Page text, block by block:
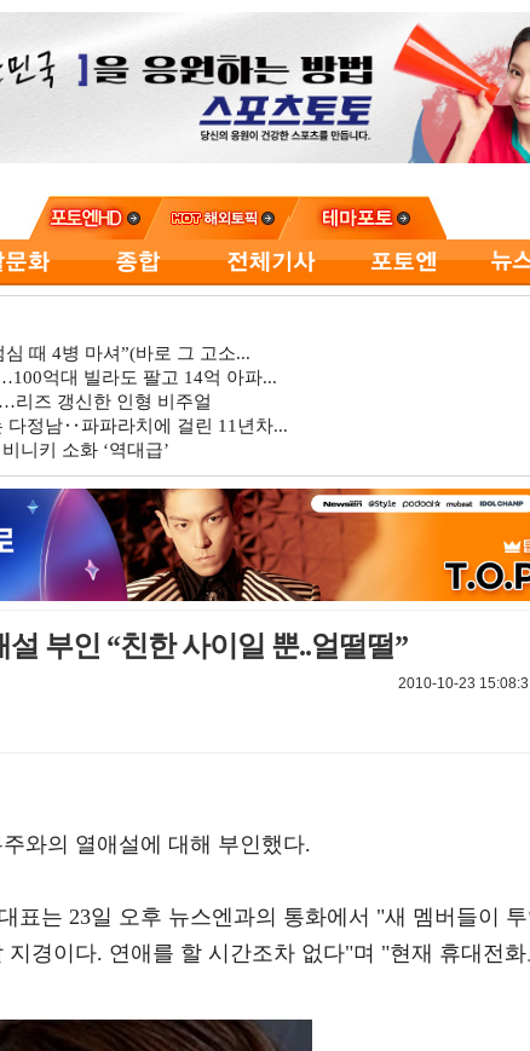
때 4병 마셔”(바로 그 고소...
억대 빌라도 팔고 14억 아파...
리즈 갱신한 인형 비주얼
다정남‥파파라치에 걸린 11년차...
니키 소화 ‘역대급’
부인 “친한 사이일 뿐..얼떨떨”
2010-10-23
와의 열애설에 대해 부인했다.
표는 23일 오후 뉴스엔과의 통화에서 "새 멤버들이
경이다. 연애를 할 시간조차 없다"며 "현재 휴대전